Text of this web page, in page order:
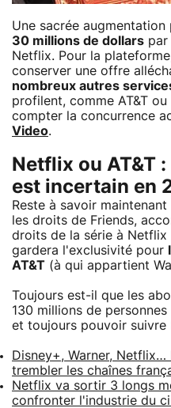
Une sacrée
30 millions de dollars par
Netflix. Pour la
conserver une offre
nombreux autres
profilent, comme AT&T ou
compter la concurrence
Video.
Netflix ou AT&T
est incertain en
Reste à savoir
les droits de Friends,
droits de la série à
gardera l'exclusivité pour
AT&T (à qui appartient
Toujours est-il que les
130 millions de
et toujours pouvoir suivre
Disney+, Warner,
trembler les chaînes
Netflix va sortir 3 longs
confronter l'industrie du